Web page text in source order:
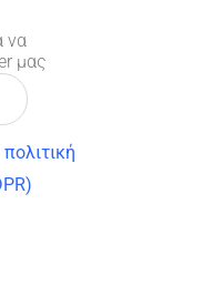
να
μας
πολιτική